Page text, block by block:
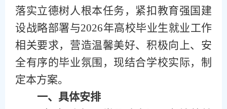
落实立德树人根本任务，紧扣教育强国建
设战略部署与2026年高校毕业生就业工作
相关要求， 营造温馨美好、积极向上、安
全有序的毕业氛围， 现结合学校实际，制
定本方案。
一、具体安排